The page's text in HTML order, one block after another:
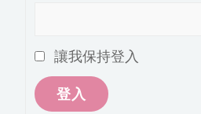
讓我保持登入
登入